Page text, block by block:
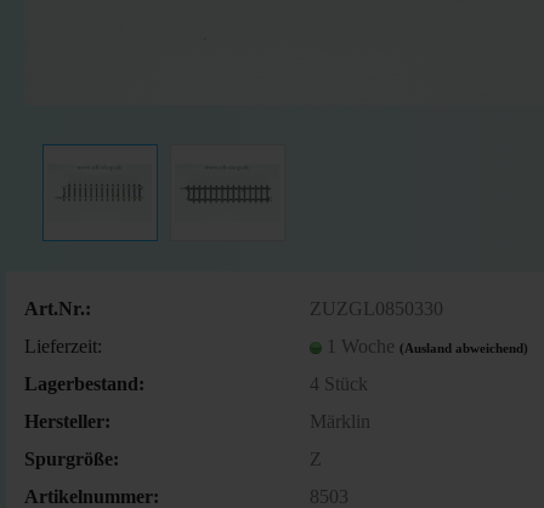
Art.Nr.:
ZUZGL0850330
Lieferzeit:
1 Woche (Ausland abweichend)
Lagerbestand: 4 Stück
Hersteller:
Märklin
Spurgröße:
Z
Artikelnummer:
8503